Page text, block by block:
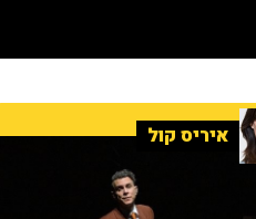
איריס קול